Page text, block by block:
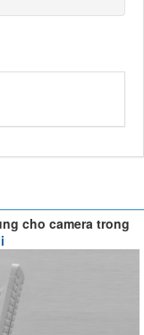
cho camera trong